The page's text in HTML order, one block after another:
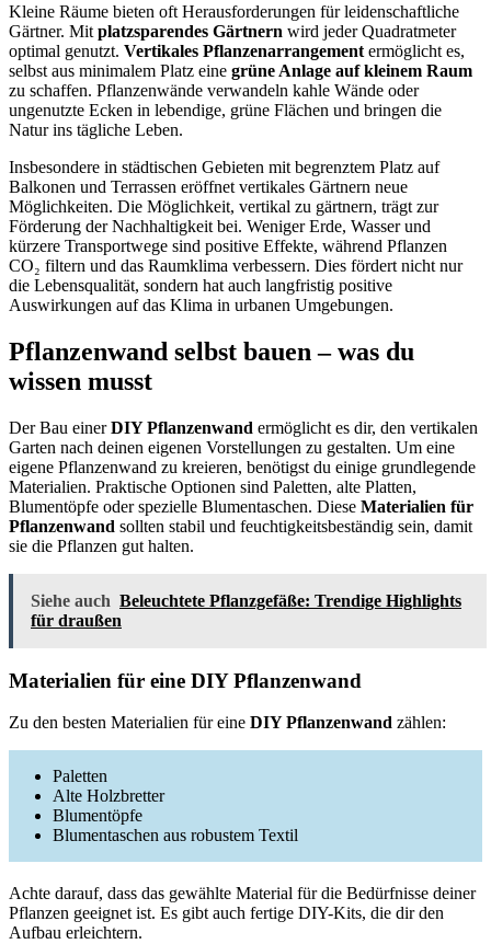
Kleine Räume bieten oft Herausforderungen für leidenschaftliche
Gärtner. Mit platzsparendes Gärtnern wird jeder Quadratmeter
optimal genutzt. Vertikales Pflanzenarrangement ermöglicht es,
selbst aus minimalem Platz eine grüne Anlage auf kleinem Raum
zu schaffen. Pflanzenwände verwandeln kahle Wände oder
ungenutzte Ecken in lebendige, grüne Flächen und bringen die
Natur ins tägliche Leben.
Insbesondere in städtischen Gebieten mit begrenztem Platz auf
Balkonen und Terrassen eröffnet vertikales Gärtnern neue
Möglichkeiten. Die Möglichkeit, vertikal zu gärtnern, trägt zur
Förderung der Nachhaltigkeit bei. Weniger Erde, Wasser und
kürzere Transportwege sind positive Effekte, während Pflanzen
CO₂ filtern und das Raumklima verbessern. Dies fördert nicht nur
die Lebensqualität, sondern hat auch langfristig positive
Auswirkungen auf das Klima in urbanen Umgebungen.
Pflanzenwand selbst bauen – was du
wissen musst
Der Bau einerDIY Pflanzenwand ermöglicht es dir, den vertikalen
Garten nach deinen eigenen Vorstellungen zu gestalten. Um eine
eigene Pflanzenwand zu kreieren, benötigst du einige grundlegende
Materialien. Praktische Optionen sind Paletten, alte Platten,
Blumentöpfe oder spezielle Blumentaschen. Diese Materialien für
Pflanzenwand sollten stabil und feuchtigkeitsbeständig sein, damit
sie die Pflanzen gut halten.
Siehe auch Beleuchtete Pflanzgefäße: Trendige Highlights
für draußen
Materialien für eine DIY Pflanzenwand
Zu den besten Materialien für eine DIY Pflanzenwand zählen:
Paletten
Alte Holzbretter
Blumentöpfe
Blumentaschen aus robustem Textil
Achte darauf, dass das gewählte Material für die Bedürfnisse deiner
Pflanzen geeignet ist. Es gibt auch fertige DIY-Kits, die dir den
Aufbau erleichtern.